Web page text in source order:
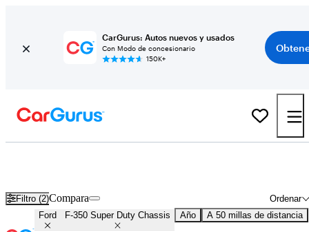
CarGurus: Autos nuevos y usados
Con Modo de concesionario
150K+
Filtro (2) Ordenar
Compara
Ford F-350 Super Duty Chassis Año A 50 millas de distancia